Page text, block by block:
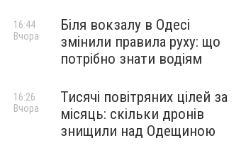
Біля вокзалу в Одесі
змінили правила руху: що
потрібно знати водіям
16:44
Вчора
Тисячі повітряних цілей за
місяць: скільки дронів
знищили над Одещиною
16:26
Вчора